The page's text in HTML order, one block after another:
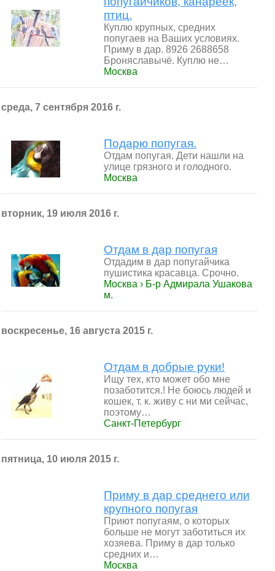
птиц.
Куплю крупных, средних
попугаев на Ваших условиях.
Приму в дар. 8926 2688658
Броняславычё. Куплю не…
Москва
среда, 7 сентября 2016 г.
Подарю попугая.
Отдам попугая. Дети нашли на
улице грязного и голодного.
Москва
вторник, 19 июля 2016 г.
Отдам в дар попугая
Отдадим в дар попугайчика
пушистика красавца. Срочно.
Москва › Б-р Адмирала Ушакова
м.
воскресенье, 16 августа 2015 г.
Отдам в добрые руки!
Ищу тех, кто может обо мне
позаботится.! Не боюсь людей и
кошек, т. к. живу с ни ми сейчас,
поэтому…
Санкт-Петербург
пятница, 10 июля 2015 г.
Приму в дар среднего или
крупного попугая
Приют попугаям, о которых
больше не могут заботиться их
хозяева. Приму в дар только
средних и…
Москва